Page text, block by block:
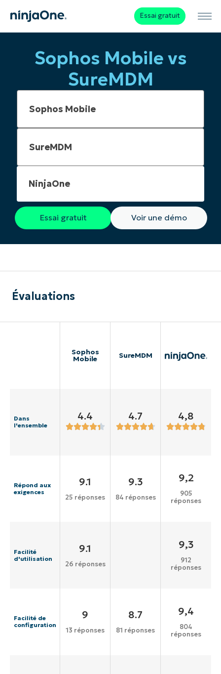
Essai gratuit
Sophos Mobile vs
SureMDM
NinjaOne
Essai gratuit Voir une démo
Évaluations
Sophos
Mobile SureMDM
Dans
l'ensemble
4.4 4.7 4,8
Répond aux
exigences
9.1
25 réponses
9.3
84 réponses
9,2
905
réponses
Facilité
d'utilisation
9.1
26 réponses
9,3
912
réponses
Facilité de
configuration
9
13 réponses
8.7
81 réponses
9,4
804
réponses